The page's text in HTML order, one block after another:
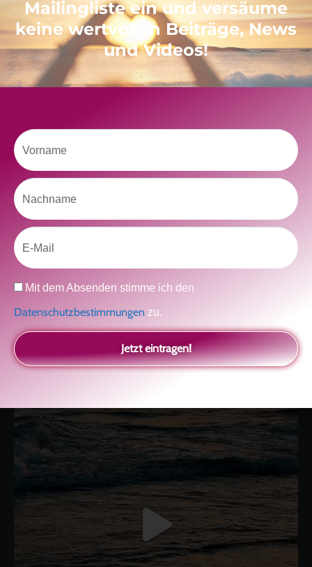
Like uns auf Facebook
Klicke hier, um Marketing-Cookies zu
kolitscher.by.biotic
glückliche Beziehung-The Master KeyAsha und Marie-Luise
Kolitscher
Sisterlove
Mailingliste ein und versäume
keine wertvollen Beiträge, News
und Videos!
Vorname
Nachname
Email
Datenschutz
Mit dem Absenden stimme ich den
Datenschutzbestimmungen zu.
Jetzt eintragen!